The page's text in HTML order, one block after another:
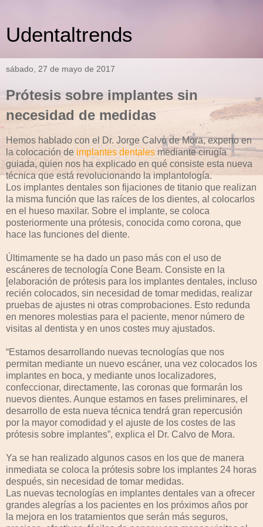
Udentaltrends
sábado, 27 de mayo de 2017
Prótesis sobre implantes sin
necesidad de medidas
Hemos hablado con el Dr. Jorge Calvo de Mora, experto en
la colocación de implantes dentalesmediante cirugía
guiada, quien nos ha explicado en qué consiste esta nueva
técnica que está revolucionando la implantología.
Los implantes dentales son fijaciones de titanio que realizan
la misma función que las raíces de los dientes, al colocarlos
en el hueso maxilar. Sobre el implante, se coloca
posteriormente una prótesis, conocida como corona, que
hace las funciones del diente.
Últimamente se ha dado un paso más con el uso de
escáneres de tecnología Cone Beam. Consiste en la
[elaboración de prótesis para los implantes dentales, incluso
recién colocados, sin necesidad de tomar medidas, realizar
pruebas de ajustes ni otras comprobaciones. Esto redunda
en menores molestias para el paciente, menor número de
visitas al dentista y en unos costes muy ajustados.
“Estamos desarrollando nuevas tecnologías que nos
permitan mediante un nuevo escáner, una vez colocados los
implantes en boca, y mediante unos localizadores,
confeccionar, directamente, las coronas que formarán los
nuevos dientes. Aunque estamos en fases preliminares, el
desarrollo de esta nueva técnica tendrá gran repercusión
por la mayor comodidad y el ajuste de los costes de las
prótesis sobre implantes”, explica el Dr. Calvo de Mora.
Ya se han realizado algunos casos en los que de manera
inmediata se coloca la prótesis sobre los implantes 24 horas
después, sin necesidad de tomar medidas.
Las nuevas tecnologías en implantes dentales van a ofrecer
grandes alegrías a los pacientes en los próximos años por
la mejora en los tratamientos que serán más seguros,